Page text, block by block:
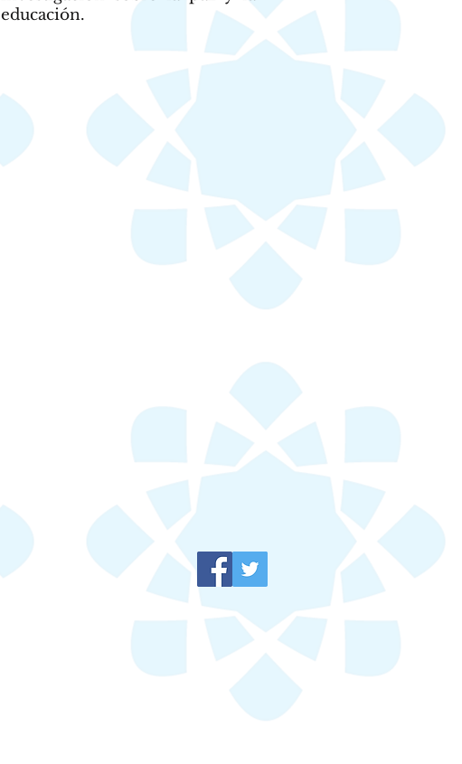
educación.